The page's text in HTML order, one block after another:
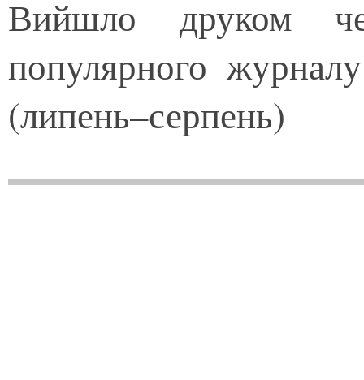
Вийшло друком
популярного
(липень–серпень)